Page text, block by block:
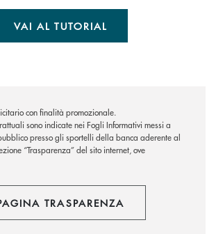
VAI AL TUTORIAL
con finalità promozionale.
sono indicate nei Fogli Informativi messi a
presso gli sportelli della banca aderente al
“Trasparenza” del sito internet, ove
TRASPARENZA